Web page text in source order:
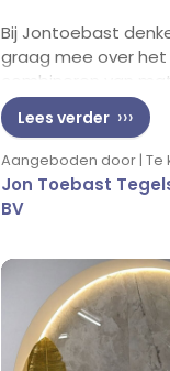
Bij Jontoebast
graag mee over het
combineren van
het optimaal
beschikbare ruimte.
onze showroom
en persoonlijk
badkamerproject.
Lees verder
Aangeboden door | Te
Jon Toebast
BV